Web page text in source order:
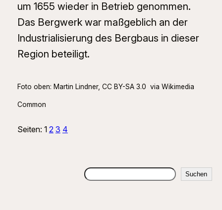
um 1655 wieder in Betrieb genommen.
Das Bergwerk war maßgeblich an der
Industrialisierung des Bergbaus in dieser
Region beteiligt.
Foto oben: Martin Lindner, CC BY-SA 3.0 via Wikimedia
Common
Seiten: 1 2 3 4
Suchen